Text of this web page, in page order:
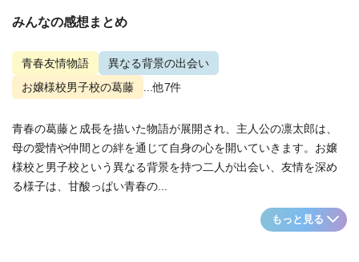
みんなの感想まとめ
青春友情物語
異なる背景の出会い
お嬢様校男子校の葛藤
...他7件
青春の葛藤と成長を描いた物語が展開され、主人公の凛太郎は、
母の愛情や仲間との絆を通じて自身の心を開いていきます。お嬢
様校と男子校という異なる背景を持つ二人が出会い、友情を深め
る様子は、甘酸っぱい青春の...
もっと見る